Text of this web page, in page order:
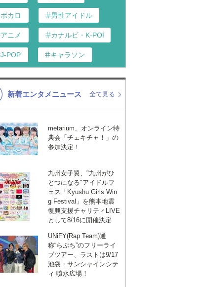
ボカロ 男性アイドル
アニメ カナルビ・K-POP和訳
J-POP キャラソン
K-POP 洋楽
VTuber ジャニーズ
新着エンタメニュース 全て見る
metarium、オンライン特
典会「チェキチャ！」の
参加決定！
九州女子翼、"九州がひ
とつになる"アイドルフ
ェス「Kyushu Girls Win
g Festival」を熊本地震
復興支援チャリティLIVE
として8/16に開催決定
UNiFY(Rap Team)通
称“らぷち”のフリーライ
ブツアー、ラストは9/17
池袋・サンシャインシテ
ィ 噴水広場！